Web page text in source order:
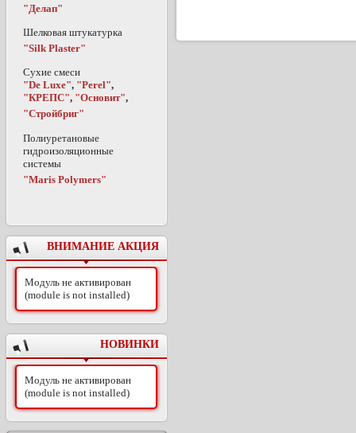
"Делап"
Шелковая штукатурка
"Silk Plaster"
Сухие смеси
"De Luxe", "Perel",
"КРЕПС", "Основит",
"Стройбриг"
Полиуретановые
гидроизоляционные
системы
"Maris Polymers"
ВНИМАНИЕ АКЦИЯ
Модуль не активирован
(module is not installed)
НОВИНКИ
Модуль не активирован
(module is not installed)